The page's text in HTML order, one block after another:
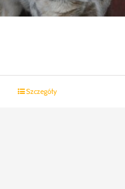
Szczegóły